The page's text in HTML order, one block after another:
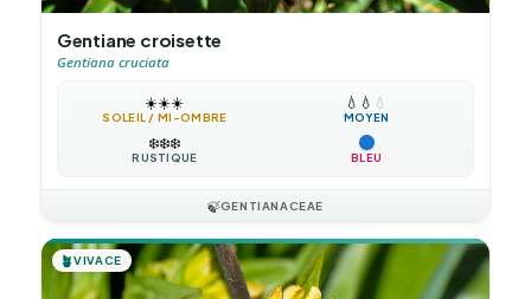
Gentiane croisette
Gentiana cruciata
☀️☀️☀️
SOLEIL / MI-OMBRE
💧 💧 💧
MOYEN
❄️❄️❄️
RUSTIQUE BLEU
🍃GENTIANACEAE
🪴VIVACE